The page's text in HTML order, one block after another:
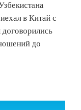
в Китай с
до